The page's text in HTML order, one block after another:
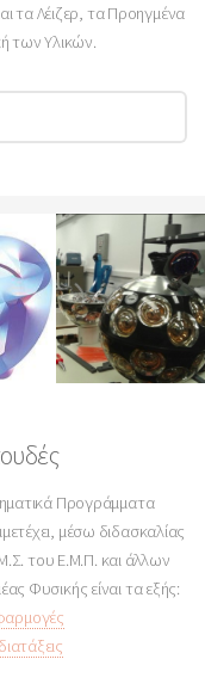
τα Λέιζερ, τα Προηγμένα
των Υλικών.
Προγράμματα
μέσω διδασκαλίας
του Ε.Μ.Π. και άλλων
Φυσικής είναι τα εξής: